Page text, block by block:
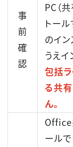
事
前
確
認
PC（
トー
のイ
うえイ
包括
る共
ん。
Office
ール